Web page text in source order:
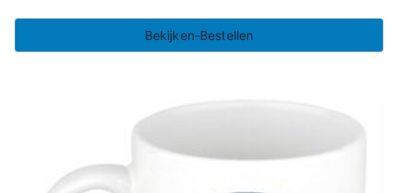
Bekijken-Bestellen